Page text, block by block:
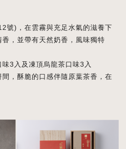
號)，在雲霧與充足水氣的滋養下
，並帶有天然奶香，風味獨特
3入及凍頂烏龍茶口味3入
，酥脆的口感伴隨原葉茶香，在